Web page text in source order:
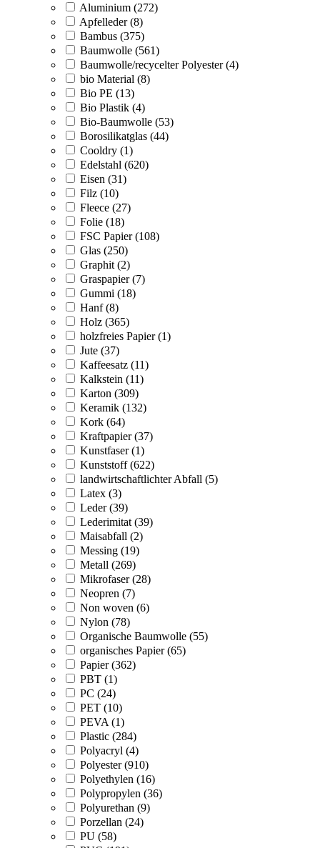
Aluminium (272)
Apfelleder (8)
Bambus (375)
Baumwolle (561)
Baumwolle/recycelter Polyester (4)
bio Material (8)
Bio PE (13)
Bio Plastik (4)
Bio-Baumwolle (53)
Borosilikatglas (44)
Cooldry (1)
Edelstahl (620)
Eisen (31)
Filz (10)
Fleece (27)
Folie (18)
FSC Papier (108)
Glas (250)
Graphit (2)
Graspapier (7)
Gummi (18)
Hanf (8)
Holz (365)
holzfreies Papier (1)
Jute (37)
Kaffeesatz (11)
Kalkstein (11)
Karton (309)
Keramik (132)
Kork (64)
Kraftpapier (37)
Kunstfaser (1)
Kunststoff (622)
landwirtschaftlichter Abfall (5)
Latex (3)
Leder (39)
Lederimitat (39)
Maisabfall (2)
Messing (19)
Metall (269)
Mikrofaser (28)
Neopren (7)
Non woven (6)
Nylon (78)
Organische Baumwolle (55)
organisches Papier (65)
Papier (362)
PBT (1)
PC (24)
PET (10)
PEVA (1)
Plastic (284)
Polyacryl (4)
Polyester (910)
Polyethylen (16)
Polypropylen (36)
Polyurethan (9)
Porzellan (24)
PU (58)